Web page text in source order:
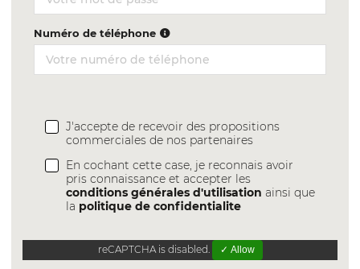
Numéro de téléphone
J'accepte de recevoir des propositions
commerciales de nos partenaires
En cochant cette case, je reconnais avoir
pris connaissance et accepter les
conditions générales d'utilisation ainsi que
la politique de confidentialite
reCAPTCHA is disabled. ✓ Allow